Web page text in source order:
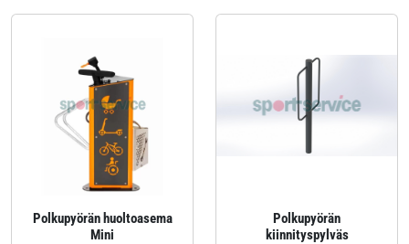
Polkupyörän huoltoasema
Mini
Polkupyörän
kiinnityspylväs